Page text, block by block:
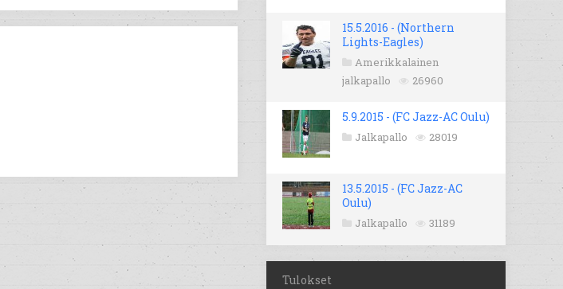
15.5.2016 - (Northern
Lights-Eagles)
Amerikkalainen
jalkapallo
26960
5.9.2015 - (FC Jazz-AC Oulu)
Jalkapallo 28019
13.5.2015 - (FC Jazz-AC
Oulu)
Jalkapallo 31189
Tulokset